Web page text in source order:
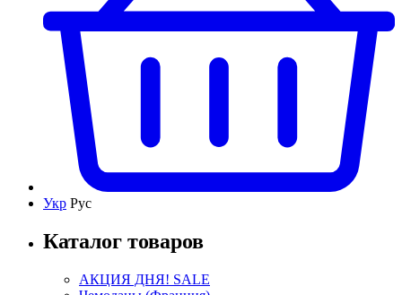
Укр Рус
Каталог товаров
АКЦИЯ ДНЯ! SALE